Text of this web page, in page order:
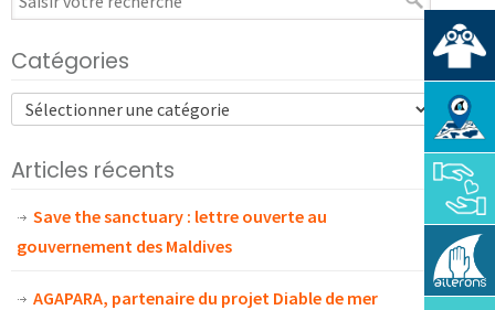
Catégories
Articles récents
Save the sanctuary : lettre ouverte au
gouvernement des Maldives
AGAPARA, partenaire du projet Diable de mer